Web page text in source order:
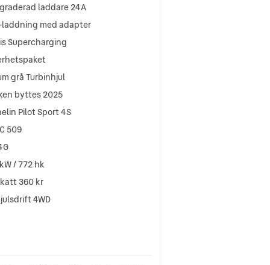
laddare 24A
laddning med adapter
Supercharging
grå Turbinhjul
byttes 2025
Pilot Sport 4S
509
/ 772 hk
360 kr
4WD